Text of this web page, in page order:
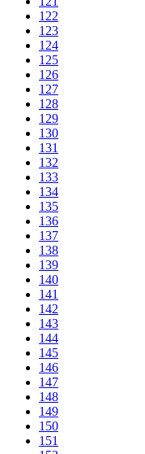
122
123
124
125
126
127
128
129
130
131
132
133
134
135
136
137
138
139
140
141
142
143
144
145
146
147
148
149
150
151